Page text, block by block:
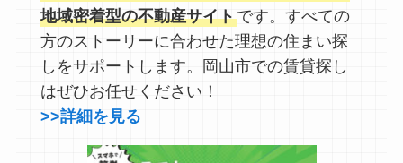
地域密着型の不動産サイトです。すべての
方のストーリーに合わせた理想の住まい探
しをサポートします。岡山市での賃貸探し
はぜひお任せください！
>>詳細を見る